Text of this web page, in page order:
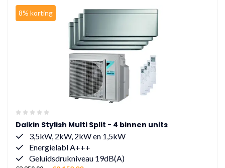
8% korting
Daikin Stylish Multi Split - 4 binnen units
3,5kW, 2kW, 2kW en 1,5kW
Energielabl A+++
Geluidsdrukniveau 19dB(A)